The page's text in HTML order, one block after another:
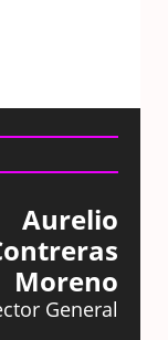
Aurelio
Moreno
General